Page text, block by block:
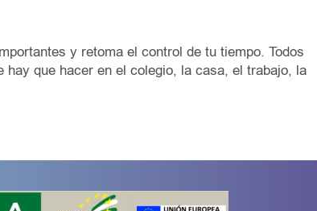
y retoma el control de tu tiempo. Todos
que hacer en el colegio, la casa, el trabajo, la